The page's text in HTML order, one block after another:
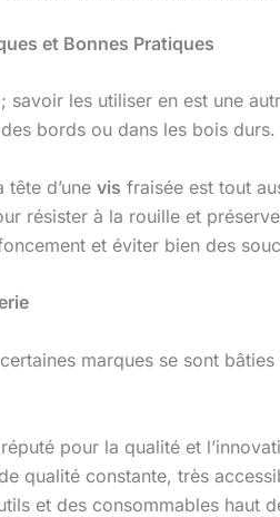
et Bonnes Pratiques
savoir les utiliser en est une
bords ou dans les bois
d’une vis fraisée est tout
résister à la rouille et
et éviter bien des
marques se sont
pour la qualité et
qualité constante, très
et des consommables haut